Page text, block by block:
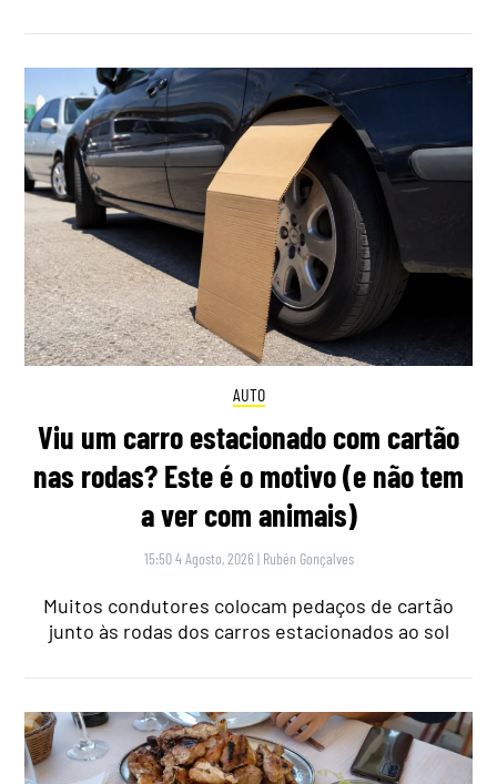
AUTO
Viu um carro estacionado com cartão
nas rodas? Este é o motivo (e não tem
a ver com animais)
15:50 4 Agosto, 2026 | Rubén Gonçalves
Muitos condutores colocam pedaços de cartão
junto às rodas dos carros estacionados ao sol